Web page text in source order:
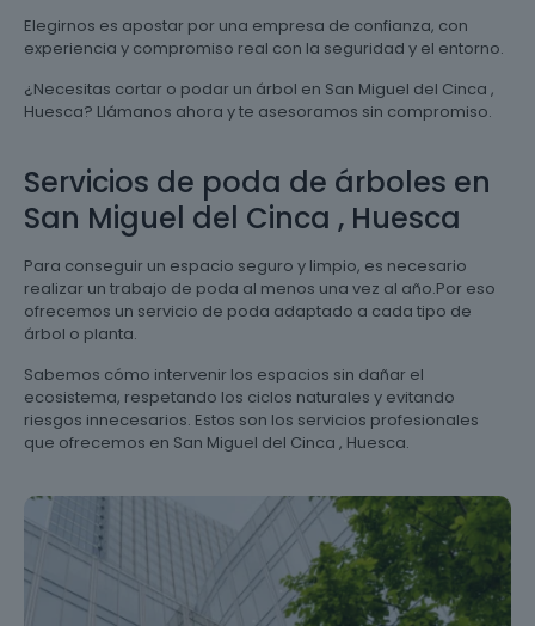
Elegirnos es apostar por una empresa de confianza, con
experiencia y compromiso real con la seguridad y el entorno.
¿Necesitas cortar o podar un árbol en San Miguel del Cinca ,
Huesca? Llámanos ahora y te asesoramos sin compromiso.
Servicios de poda de árboles en
San Miguel del Cinca , Huesca
Para conseguir un espacio seguro y limpio, es necesario
realizar un trabajo de poda al menos una vez al año.Por eso
ofrecemos un servicio de poda adaptado a cada tipo de
árbol o planta.
Sabemos cómo intervenir los espacios sin dañar el
ecosistema, respetando los ciclos naturales y evitando
riesgos innecesarios. Estos son los servicios profesionales
que ofrecemos en San Miguel del Cinca , Huesca.